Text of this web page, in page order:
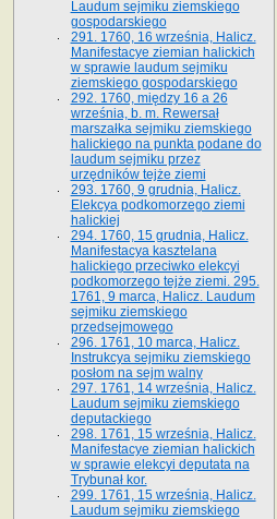
Laudum sejmiku ziemskiego
gospodarskiego
291. 1760, 16 września, Halicz.
Manifestacye ziemian halickich
w sprawie laudum sejmiku
ziemskiego gospodarskiego
292. 1760, między 16 a 26
września, b. m. Rewersał
marszałka sejmiku ziemskiego
halickiego na punkta podane do
laudum sejmiku przez
urzędników tejże ziemi
293. 1760, 9 grudnia, Halicz.
Elekcya podkomorzego ziemi
halickiej
294. 1760, 15 grudnia, Halicz.
Manifestacya kasztelana
halickiego przeciwko elekcyi
podkomorzego tejże ziemi. 295.
1761, 9 marca, Halicz. Laudum
sejmiku ziemskiego
przedsejmowego
296. 1761, 10 marca, Halicz.
Instrukcya sejmiku ziemskiego
posłom na sejm walny
297. 1761, 14 września, Halicz.
Laudum sejmiku ziemskiego
deputackiego
298. 1761, 15 września, Halicz.
Manifestacye ziemian halickich
w sprawie elekcyi deputata na
Trybunał kor.
299. 1761, 15 września, Halicz.
Laudum sejmiku ziemskiego